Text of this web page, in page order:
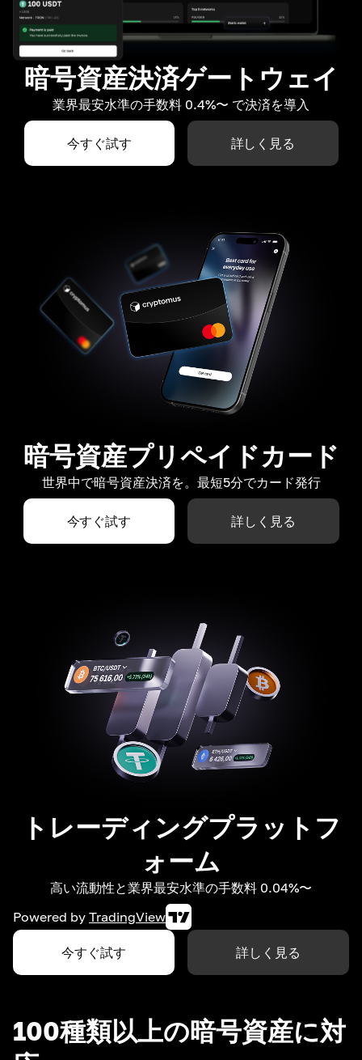
暗号資産決済ゲートウェイ
業界最安水準の手数料 0.4%〜 で決済を導入
今すぐ試す 詳しく見る
暗号資産プリペイドカード
世界中で暗号資産決済を。最短5分でカード発行
今すぐ試す 詳しく見る
トレーディングプラットフ
ォーム
高い流動性と業界最安水準の手数料 0.04%〜
Powered by TradingView
今すぐ試す 詳しく見る
100種類以上の暗号資産に対